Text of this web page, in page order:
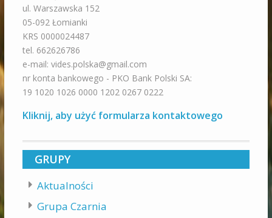
ul. Warszawska 152
05-092 Łomianki
KRS 0000024487
tel. 662626786
e-mail: vides.polska@gmail.com
nr konta bankowego - PKO Bank Polski SA:
19 1020 1026 0000 1202 0267 0222
Kliknij, aby użyć formularza kontaktowego
GRUPY
Aktualności
Grupa Czarnia